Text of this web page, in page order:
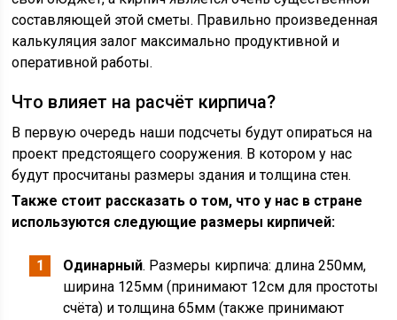
составляющей этой сметы. Правильно произведенная
калькуляция залог максимально продуктивной и
оперативной работы.
Что влияет на расчёт кирпича?
В первую очередь наши подсчеты будут опираться на
проект предстоящего сооружения. В котором у нас
будут просчитаны размеры здания и толщина стен.
Также стоит рассказать о том, что у нас в стране
используются следующие размеры кирпичей:
Одинарный. Размеры кирпича: длина 250мм,
ширина 125мм (принимают 12см для простоты
счёта) и толщина 65мм (также принимают